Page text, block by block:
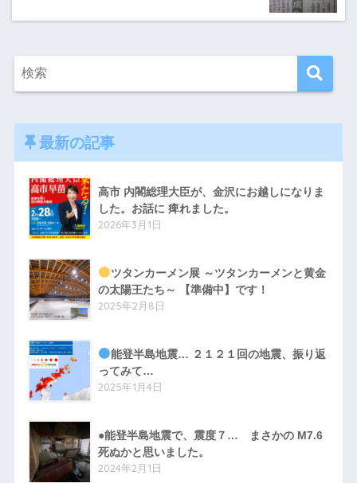
最新の記事
高市 内閣総理大臣が、金沢にお越しになりま
した。お話に 痺れました。
2026年3月1日
ツタンカーメン展 ～ツタンカーメンと黄金
の太陽王たち～ 【準備中】です！
2025年2月8日
能登半島地震… ２１２１回の地震、振り返
ってみて…
2025年1月4日
●能登半島地震で、震度７… まさかの M7.6
死ぬかと思いました。
2024年2月1日